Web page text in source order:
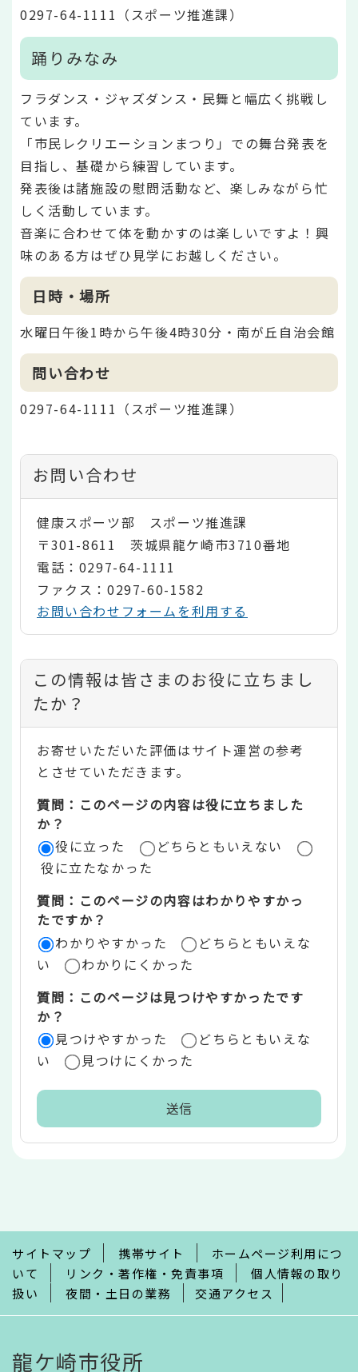
0297-64-1111（スポーツ推進課）
踊りみなみ
フラダンス・ジャズダンス・民舞と幅広く挑戦し
ています。
「市民レクリエーションまつり」での舞台発表を
目指し、基礎から練習しています。
発表後は諸施設の慰問活動など、楽しみながら忙
しく活動しています。
音楽に合わせて体を動かすのは楽しいですよ！興
味のある方はぜひ見学にお越しください。
日時・場所
水曜日午後1時から午後4時30分・南が丘自治会館
問い合わせ
0297-64-1111（スポーツ推進課）
お問い合わせ
健康スポーツ部 スポーツ推進課
〒301-8611 茨城県龍ケ崎市3710番地
電話：0297-64-1111
ファクス：0297-60-1582
お問い合わせフォームを利用する
コ
ン
テ
ン
ツ
評
価
リ
ア
この情報は皆さまのお役に立ちまし
たか？
お寄せいただいた評価はサイト運営の参考
とさせていただきます。
質問：このページの内容は役に立ちました
か？
役に立った
どちらともいえない
役に立たなかった
質問：このページの内容はわかりやすかっ
たですか？
わかりやすかった
どちらともいえな
い
わかりにくかった
質問：このページは見つけやすかったです
か？
見つけやすかった
どちらともいえな
い
見つけにくかった
で
サイトマップ 携帯サイト
ホームページ利用につ
いて
リンク・著作権・免責事項
個人情報の取り
扱い
夜間・土日の業務 交通アクセス
龍ケ崎市役所